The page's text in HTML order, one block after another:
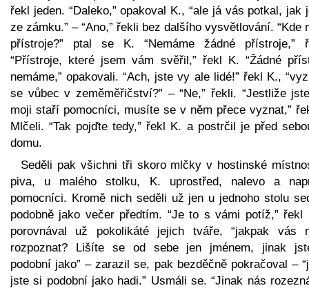
řekl jeden. “Daleko,” opakoval K., “ale já vás potkal, jak
ze zámku.” – “Ano,” řekli bez dalšího vysvětlování. “Kde
přístroje?” ptal se K. “Nemáme žádné přístroje,”
“Přístroje, které jsem vám svěřil,” řekl K. “Žádné
nemáme,” opakovali. “Ach, jste vy ale lidé!” řekl K.,
se vůbec v zeměměřičství?” – “Ne,” řekli. “Jestliže
moji staří pomocníci, musíte se v něm přece vyznat,”
Mlčeli. “Tak pojďte tedy,” řekl K. a postrčil je před
domu.
Seděli pak všichni tři skoro mlčky v hostinské
piva, u malého stolku, K. uprostřed, nalevo a
pomocníci. Kromě nich seděli už jen u jednoho stolu
podobně jako večer předtím. “Je to s vámi potíž,” řekl
porovnával už pokolikáté jejich tváře, “jakpak vás
rozpoznat? Lišíte se od sebe jen jménem, jinak
podobní jako” – zarazil se, pak bezděčně pokračoval –
jste si podobní jako hadi.” Usmáli se. “Jinak nás